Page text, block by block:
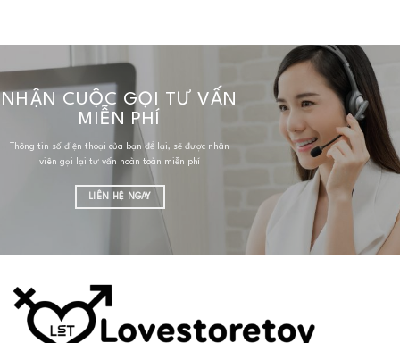
NHẬN CUỘC GỌI TƯ VẤN
MIỄN PHÍ
Thông tin số điện thoại của bạn để lại, sẽ được nhân
viên gọi lại tư vấn hoàn toàn miễn phí
LIÊN HỆ NGAY